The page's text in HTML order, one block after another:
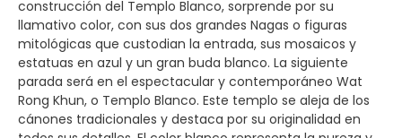
construcción del Templo Blanco, sorprende por su
llamativo color, con sus dos grandes Nagas o figuras
mitológicas que custodian la entrada, sus mosaicos y
estatuas en azul y un gran buda blanco. La siguiente
parada será en el espectacular y contemporáneo Wat
Rong Khun, o Templo Blanco. Este templo se aleja de los
cánones tradicionales y destaca por su originalidad en